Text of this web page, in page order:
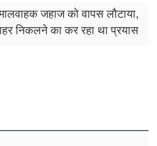
जहाज को वापस लौटाया,
निकलने का कर रहा था प्रयास